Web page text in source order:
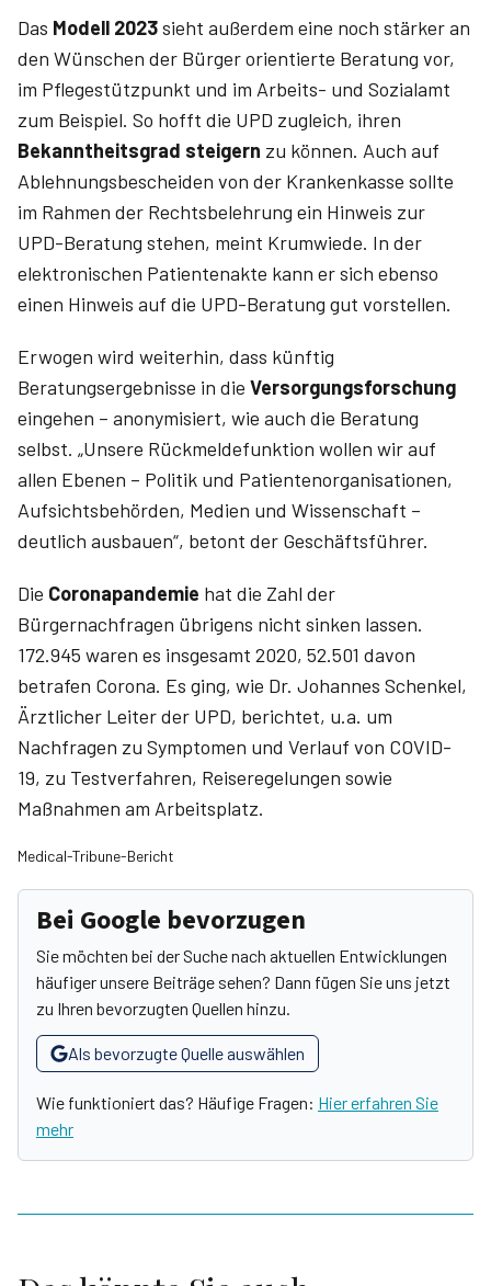
Das Modell 2023sieht außerdem eine noch stärker an
den Wünschen der Bürger orientierte Beratung vor,
im Pflegestützpunkt und im Arbeits- und Sozialamt
zum Beispiel. So hofft die UPD zugleich, ihren
Bekanntheitsgrad steigern zu können. Auch auf
Ablehnungsbescheiden von der Krankenkasse sollte
im Rahmen der Rechtsbelehrung ein Hinweis zur
UPD-Beratung stehen, meint Krumwiede. In der
elektronischen Patientenakte kann er sich ebenso
einen Hinweis auf die UPD-Beratung gut vorstellen.
Erwogen wird weiterhin, dass künftig
Beratungsergebnisse in die Versorgungsforschung
eingehen – anonymisiert, wie auch die Beratung
selbst. „Unsere Rückmeldefunktion wollen wir auf
allen Ebenen – Politik und Patientenorganisationen,
Aufsichtsbehörden, Medien und Wissenschaft –
deutlich ausbauen“, betont der Geschäftsführer.
Die Coronapandemie hat die Zahl der
Bürgernachfragen übrigens nicht sinken lassen.
172.945 waren es insgesamt 2020, 52.501 davon
betrafen Corona. Es ging, wie Dr. Johannes Schenkel,
Ärztlicher Leiter der UPD, berichtet, u.a. um
Nachfragen zu Symptomen und Verlauf von ­COVID-
19, zu Testverfahren, Reiseregelungen sowie
Maßnahmen am Arbeitsplatz.
Medical-Tribune-Bericht
Bei Google bevorzugen
Sie möchten bei der Suche nach aktuellen Entwicklungen
häufiger unsere Beiträge sehen? Dann fügen Sie uns jetzt
zu Ihren bevorzugten Quellen hinzu.
Als bevorzugte Quelle auswählen
Wie funktioniert das? Häufige Fragen: Hier erfahren Sie
mehr